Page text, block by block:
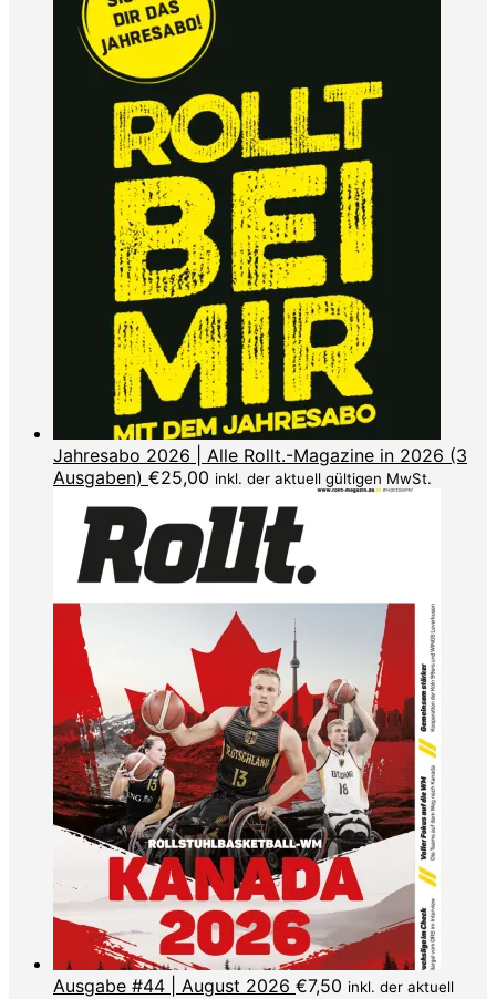
Jahresabo 2026 | Alle Rollt.-Magazine in 2026 (3
Ausgaben) €25,00 inkl. der aktuell gültigen MwSt.
Ausgabe #44 | August 2026 €7,50 inkl. der aktuell